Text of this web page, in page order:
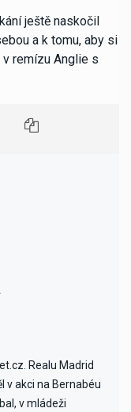
ještě naskočil
a k tomu, aby si
remízu Anglie s
Realu Madrid
v akci na Bernabéu
v mládeži